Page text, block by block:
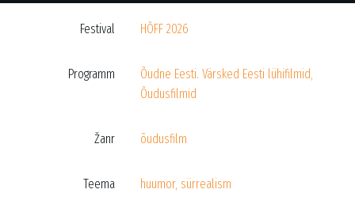
Festival HÕFF 2026
Programm Õudne Eesti. Värsked Eesti lühifilmid,
Õudusfilmid
Žanr õudusfilm
Teema huumor, sürrealism